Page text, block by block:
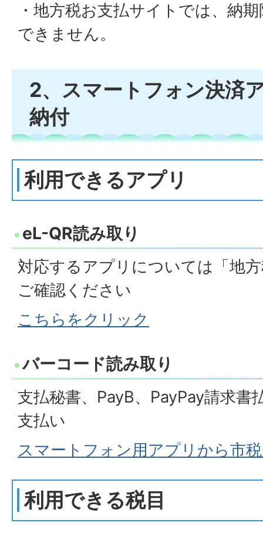
・地方税お支払サイトでは、納
できません。
2、スマートフォン決済
納付
利用できるアプリ
eL-QR読み取り
対応するアプリについては「地
ご確認ください
こちらをクリック
バーコード読み取り
支払秘書、PayB、PayPay請求書
支払い
スマートフォン用アプリから市
利用できる税目